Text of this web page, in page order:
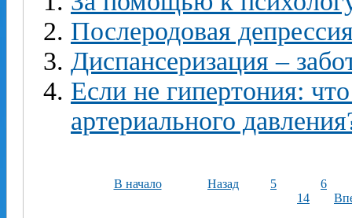
Послеродовая
Диспансеризация –
Если не гипертония:
артериального
В начало Назад 5
6
14